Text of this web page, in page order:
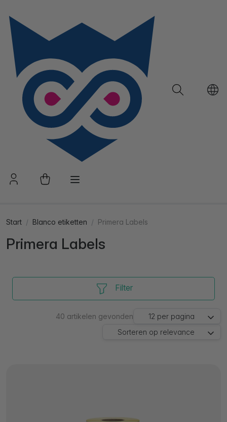
Start Blanco etiketten Primera Labels
Primera Labels
Filter
40 artikelen gevonden 12 per pagina
Sorteren op relevance